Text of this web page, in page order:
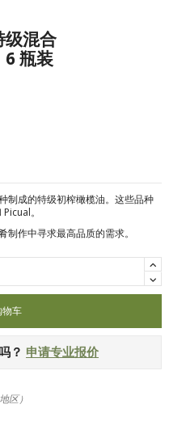
混合
6 瓶装
制成的特级初榨橄榄油。这些品种
。
作中寻求最高品质的需求。
物车
？ 申请专业报价
区）